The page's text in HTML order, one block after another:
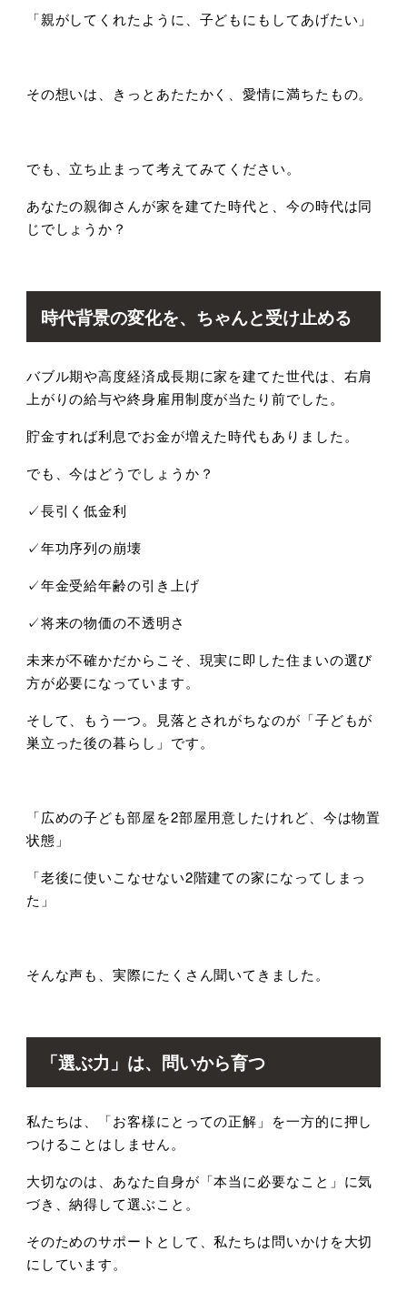
「親がしてくれたように、子どもにもしてあげたい」
その想いは、きっとあたたかく、愛情に満ちたもの。
でも、立ち止まって考えてみてください。
あなたの親御さんが家を建てた時代と、今の時代は同
じでしょうか？
時代背景の変化を、ちゃんと受け止める
バブル期や高度経済成長期に家を建てた世代は、右肩
上がりの給与や終身雇用制度が当たり前でした。
貯金すれば利息でお金が増えた時代もありました。
でも、今はどうでしょうか？
✓長引く低金利
✓年功序列の崩壊
✓年金受給年齢の引き上げ
✓将来の物価の不透明さ
未来が不確かだからこそ、現実に即した住まいの選び
方が必要になっています。
そして、もう一つ。見落とされがちなのが「子どもが
巣立った後の暮らし」です。
「広めの子ども部屋を2部屋用意したけれど、今は物置
状態」
「老後に使いこなせない2階建ての家になってしまっ
た」
そんな声も、実際にたくさん聞いてきました。
「選ぶ力」は、問いから育つ
私たちは、「お客様にとっての正解」を一方的に押し
つけることはしません。
大切なのは、あなた自身が「本当に必要なこと」に気
づき、納得して選ぶこと。
そのためのサポートとして、私たちは問いかけを大切
にしています。